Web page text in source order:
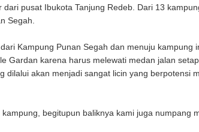
pusat Ibukota Tanjung Redeb. Dari 13
Segah.
Kampung Punan Segah dan menuju kampung
Gardan karena harus melewati medan jalan
dilalui akan menjadi sangat licin yang berpotensi
begitupun baliknya kami juga numpang